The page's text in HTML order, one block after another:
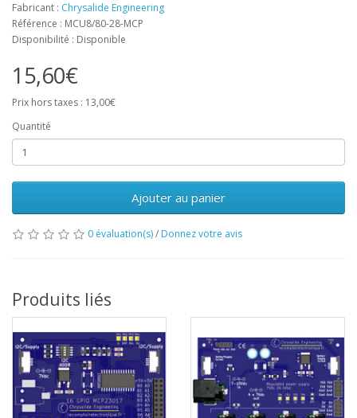
Fabricant : Chrysalide Engineering
Référence : MCU8/80-28-MCP
Disponibilité : Disponible
15,60€
Prix hors taxes : 13,00€
Quantité
Ajouter au panier
0 évaluation(s)/ Donnez votre avis
Produits liés